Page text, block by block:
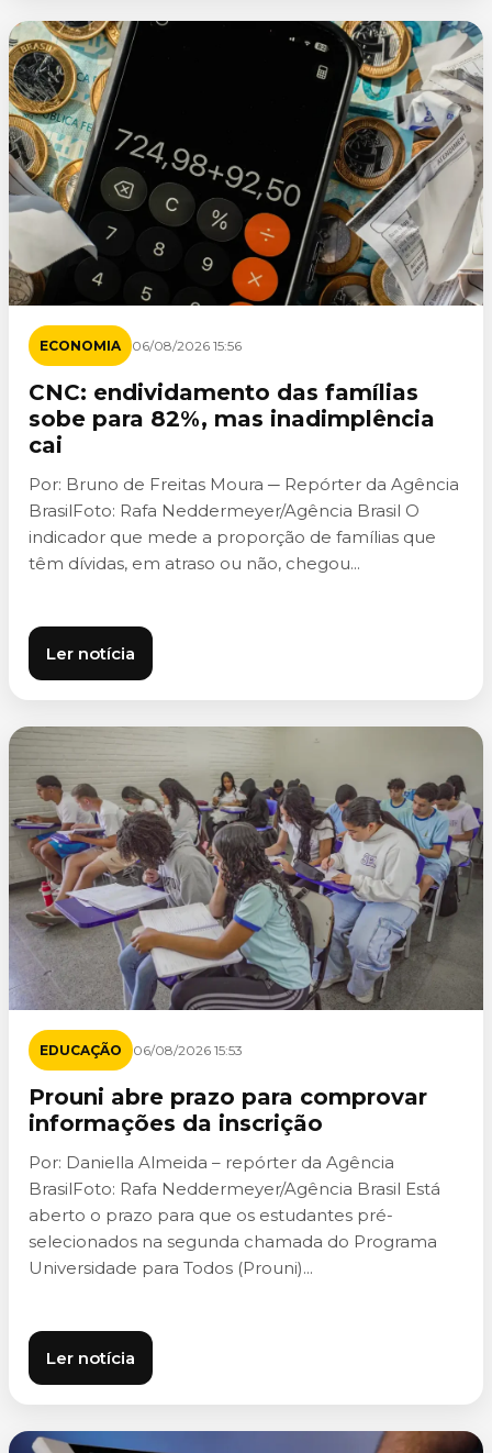
ECONOMIA 06/08/2026 15:56
CNC: endividamento das famílias
sobe para 82%, mas inadimplência
cai
Por: Bruno de Freitas Moura ─ Repórter da Agência
BrasilFoto: Rafa Neddermeyer/Agência Brasil O
indicador que mede a proporção de famílias que
têm dívidas, em atraso ou não, chegou...
Ler notícia
EDUCAÇÃO 06/08/2026 15:53
Prouni abre prazo para comprovar
informações da inscrição
Por: Daniella Almeida – repórter da Agência
BrasilFoto: Rafa Neddermeyer/Agência Brasil Está
aberto o prazo para que os estudantes pré-
selecionados na segunda chamada do Programa
Universidade para Todos (Prouni)...
Ler notícia